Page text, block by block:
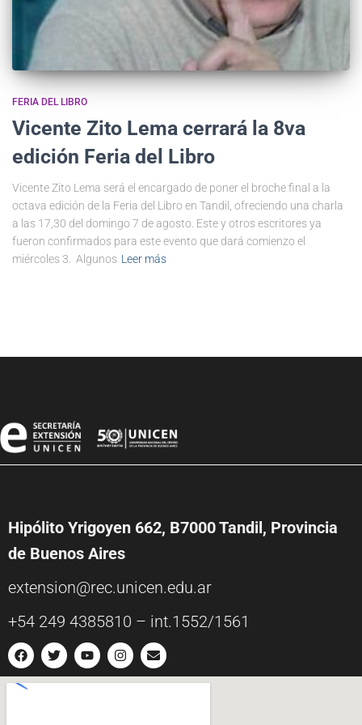
FERIA DEL LIBRO
Vicente Zito Lema cerrará la 8va
edición Feria del Libro
Vicente Zito Lema será el encargado de poner el broche final a la
octava edición de la Feria del Libro en Tandil, ofreciendo una charla
a las 17,30 del domingo 7 de agosto. Este y otros escritores ya
fueron confirmados para este evento que dará comienzo el
miércoles 3. Algunos Leer más
Hipólito Yrigoyen 662, B7000 Tandil, Provincia
de Buenos Aires
extension@rec.unicen.edu.ar
+54 249 4385810 – int.1552/1561